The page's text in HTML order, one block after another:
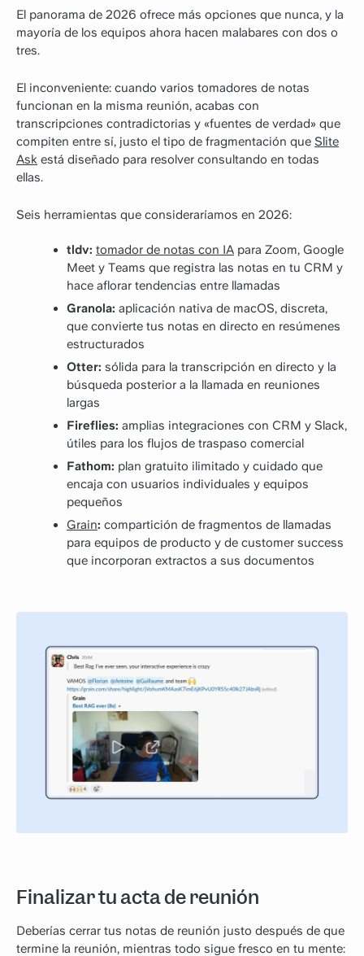
El panorama de 2026 ofrece más opciones que nunca, y la
mayoría de los equipos ahora hacen malabares con dos o
tres.
El inconveniente: cuando varios tomadores de notas
funcionan en la misma reunión, acabas con
transcripciones contradictorias y «fuentes de verdad» que
compiten entre sí, justo el tipo de fragmentación que Slite
Ask está diseñado para resolver consultando en todas
ellas.
Seis herramientas que consideraríamos en 2026:
tldv: tomador de notas con IA para Zoom, Google
Meet y Teams que registra las notas en tu CRM y
hace aflorar tendencias entre llamadas
Granola: aplicación nativa de macOS, discreta,
que convierte tus notas en directo en resúmenes
estructurados
Otter: sólida para la transcripción en directo y la
búsqueda posterior a la llamada en reuniones
largas
Fireflies: amplias integraciones con CRM y Slack,
útiles para los flujos de traspaso comercial
Fathom: plan gratuito ilimitado y cuidado que
encaja con usuarios individuales y equipos
pequeños
Grain: compartición de fragmentos de llamadas
para equipos de producto y de customer success
que incorporan extractos a sus documentos
Finalizar tu acta de reunión
Deberías cerrar tus notas de reunión justo después de que
termine la reunión, mientras todo sigue fresco en tu mente: